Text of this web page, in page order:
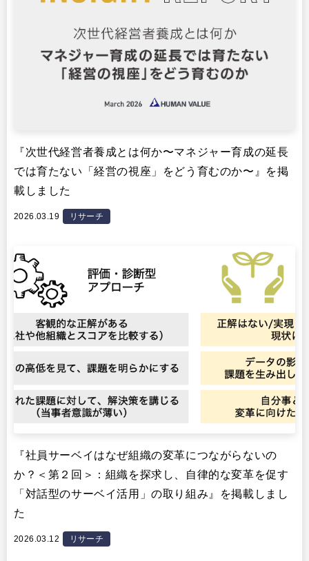
『次世代経営者養成とは何か〜マネジャー育成の延長
では育たない「経営の視座」をどう育むのか〜』を掲
載しました
2026.03.19 リサーチ
『社員サーベイはなぜ組織の変革につながらないの
か？＜第２回＞：組織を探求し、自律的な変革を促す
「対話型のサーベイ活用」の取り組み』を掲載しまし
た
2026.03.12 リサーチ